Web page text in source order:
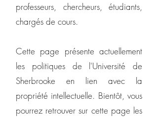
professeurs, chercheurs, étudiants,
chargés de cours.
Cette page présente actuellement
les politiques de l'Université de
Sherbrooke en lien avec la
propriété intellectuelle. Bientôt, vous
pourrez retrouver sur cette page les